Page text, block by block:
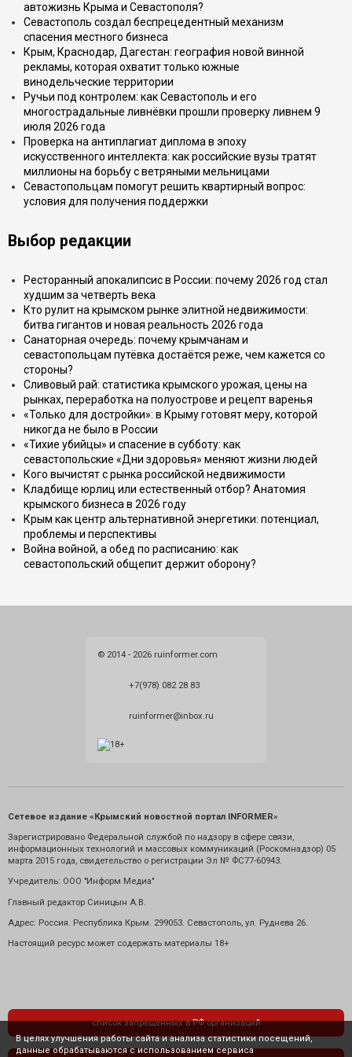
автожизнь Крыма и Севастополя?
Севастополь создал беспрецедентный механизм
спасения местного бизнеса
Крым, Краснодар, Дагестан: география новой винной
рекламы, которая охватит только южные
винодельческие территории
Ручьи под контролем: как Севастополь и его
многострадальные ливнёвки прошли проверку ливнем 9
июля 2026 года
Проверка на антиплагиат диплома в эпоху
искусственного интеллекта: как российские вузы тратят
миллионы на борьбу с ветряными мельницами
Севастопольцам помогут решить квартирный вопрос:
условия для получения поддержки
Выбор редакции
Ресторанный апокалипсис в России: почему 2026 год стал
худшим за четверть века
Кто рулит на крымском рынке элитной недвижимости:
битва гигантов и новая реальность 2026 года
Санаторная очередь: почему крымчанам и
севастопольцам путёвка достаётся реже, чем кажется со
стороны?
Сливовый рай: статистика крымского урожая, цены на
рынках, переработка на полуострове и рецепт варенья
«Только для достройки»: в Крыму готовят меру, которой
никогда не было в России
«Тихие убийцы» и спасение в субботу: как
севастопольские «Дни здоровья» меняют жизни людей
Кого вычистят с рынка российской недвижимости
Кладбище юрлиц или естественный отбор? Анатомия
крымского бизнеса в 2026 году
Крым как центр альтернативной энергетики: потенциал,
проблемы и перспективы
Война войной, а обед по расписанию: как
севастопольский общепит держит оборону?
© 2014 - 2026 ruinformer.com
+7(978) 082 28 83
ruinformer@inbox.ru
Сетевое издание «Крымский новостной портал INFORMER»
Зарегистрировано Федеральной службой по надзору в сфере связи,
информационных технологий и массовых коммуникаций (Роскомнадзор) 05
марта 2015 года, свидетельство о регистрации Эл № ФС77-60943.
Учредитель: ООО "Информ Медиа"
Главный редактор Синицын А.В.
Адрес: Россия. Республика Крым. 299053. Севастополь, ул. Руднева 26.
Настоящий ресурс может содержать материалы 18+
список запрещенных в РФ организаций
В целях улучшения работы сайта и анализа статистики посещений,
данные обрабатываются с использованием сервиса